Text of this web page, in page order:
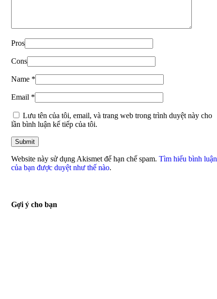
Pros
Cons
Name *
Email *
Lưu tên của tôi, email, và trang web trong trình duyệt này cho
lần bình luận kế tiếp của tôi.
Website này sử dụng Akismet để hạn chế spam. Tìm hiểu bình luận
của bạn được duyệt như thế nào.
Gợi ý cho bạn